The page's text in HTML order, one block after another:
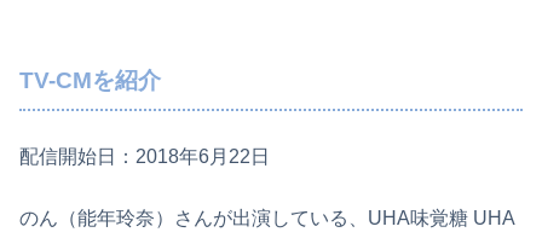
TV-CMを紹介
配信開始日：2018年6月22日
のん（能年玲奈）さんが出演している、UHA味覚糖 UHA